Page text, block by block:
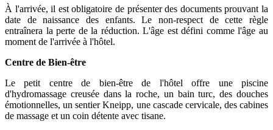
À l'arrivée, il est obligatoire de présenter des documents prouvant la
date de naissance des enfants. Le non-respect de cette règle
entraînera la perte de la réduction. L'âge est défini comme l'âge au
moment de l'arrivée à l'hôtel.
Centre de Bien-être
Le petit centre de bien-être de l'hôtel offre une piscine
d'hydromassage creusée dans la roche, un bain turc, des douches
émotionnelles, un sentier Kneipp, une cascade cervicale, des cabines
de massage et un coin détente avec tisane.